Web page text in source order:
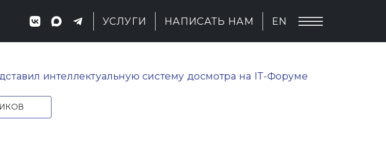
УСЛУГИ НАПИСАТЬ НАМ EN
интеллектуальную систему досмотра на IT-Форуме